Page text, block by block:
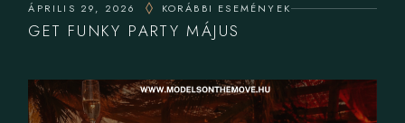
ÁPRILIS 29, 2026 KORÁBBI ESEMÉNYEK
GET FUNKY PARTY MÁJUS